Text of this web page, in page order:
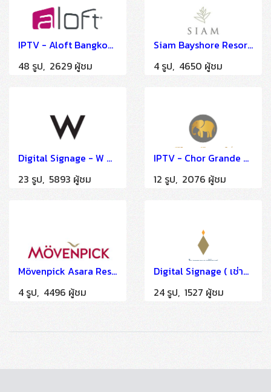
IPTV - Aloft Bangkok Sukhumvit11
48 รูป, 2629 ผู้ชม
Siam Bayshore Resort Pattaya
4 รูป, 4650 ผู้ชม
Digital Signage - W Bangkok Hotel
23 รูป, 5893 ผู้ชม
IPTV - Chor Grande Resort
12 รูป, 2076 ผู้ชม
Mövenpick Asara Resort & Spa Hua Hin
4 รูป, 4496 ผู้ชม
Digital Signage ( เช่าจอ ) - โรงพยาบาลศิริราช ปิยมหาราชการุณย์
24 รูป, 1527 ผู้ชม